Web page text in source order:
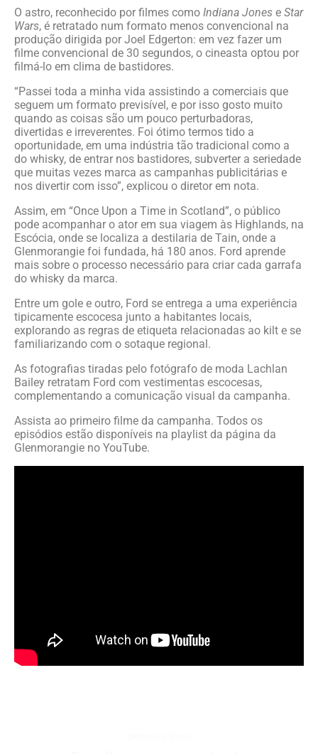
O astro, reconhecido por filmes como Indiana Jones e Star
Wars, é retratado num formato menos convencional na
produção dirigida por Joel Edgerton: em vez fazer um
filme convencional de 30 segundos, o cineasta optou por
filmá-lo em clima de bastidores.
“Passei toda a minha vida assistindo a comerciais que
seguem um formato previsível, e por isso gosto muito
quando as coisas são um pouco perturbadoras,
divertidas e irreverentes. Foi ótimo termos tido a
oportunidade, em uma indústria tão tradicional como a
do whisky, de entrar nos bastidores, subverter a seriedade
que muitas vezes marca as campanhas publicitárias e
nos divertir com isso”, explicou o diretor em nota.
Assim, em “Once Upon a Time in Scotland”, o público
pode acompanhar o ator em sua viagem às Highlands, na
Escócia, onde se localiza a destilaria de Tain, onde a
Glenmorangie foi fundada, há 180 anos. Ford aprende
mais sobre o processo necessário para criar cada garrafa
do whisky da marca.
Entre um gole e outro, Ford se entrega a uma experiência
tipicamente escocesa junto a habitantes locais,
explorando as regras de etiqueta relacionadas ao kilt e se
familiarizando com o sotaque regional.
As fotografias tiradas pelo fotógrafo de moda Lachlan
Bailey retratam Ford com vestimentas escocesas,
complementando a comunicação visual da campanha.
Assista ao primeiro filme da campanha. Todos os
episódios estão disponíveis na playlist da página da
Glenmorangie no YouTube.